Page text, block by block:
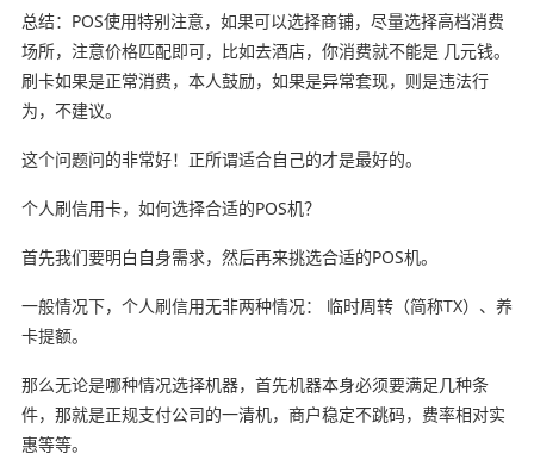
总结：POS使用特别注意，如果可以选择商铺，尽量选择高档消费
场所，注意价格匹配即可，比如去酒店，你消费就不能是 几元钱。
刷卡如果是正常消费，本人鼓励，如果是异常套现，则是违法行
为，不建议。
这个问题问的非常好！正所谓适合自己的才是最好的。
个人刷信用卡，如何选择合适的POS机？
首先我们要明白自身需求，然后再来挑选合适的POS机。
一般情况下，个人刷信用无非两种情况： 临时周转（简称TX）、养
卡提额。
那么无论是哪种情况选择机器，首先机器本身必须要满足几种条
件，那就是正规支付公司的一清机，商户稳定不跳码，费率相对实
惠等等。